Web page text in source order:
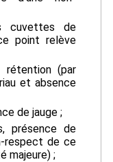
cuvettes de
point relève
(par
et absence
de jauge ;
présence de
respect de ce
majeure) ;